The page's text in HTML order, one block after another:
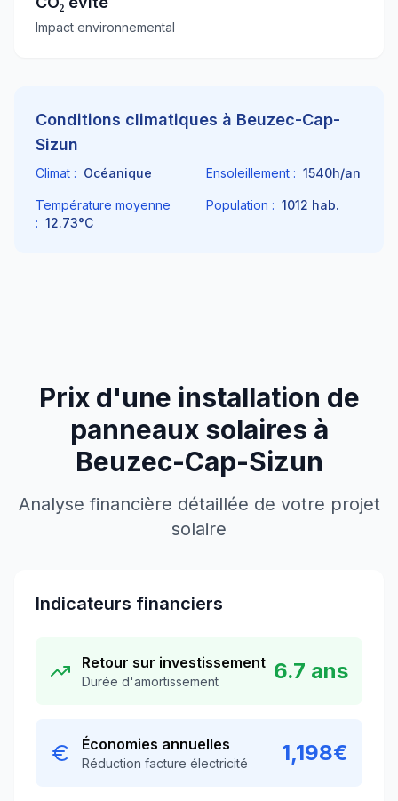
Impact environnemental
Conditions climatiques à Beuzec-Cap-
Sizun
Climat : Océanique Ensoleillement : 1540h/an
Température moyenne
: 12.73°C
Population : 1012 hab.
Prix d'une installation de
panneaux solaires à
Beuzec-Cap-Sizun
Analyse financière détaillée de votre projet
solaire
Indicateurs financiers
Retour sur investissement
Durée d'amortissement 6.7 ans
Économies annuelles
Réduction facture électricité 1,198€